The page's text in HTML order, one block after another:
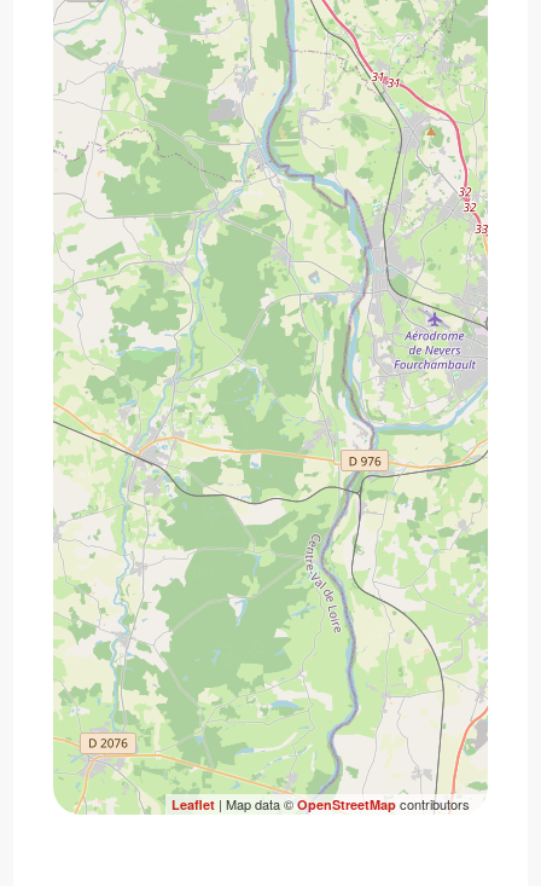
Leaflet| Map data © OpenStreetMapcontributors